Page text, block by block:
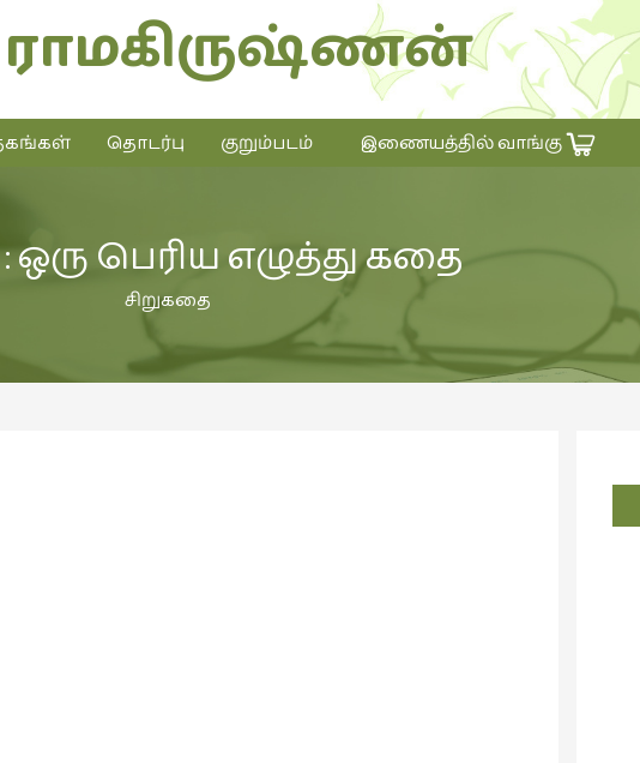
தொடர்பு குறும்படம் இணையத்தில் வாங்கு
பெரிய எழுத்து கதை
சிறுகதை